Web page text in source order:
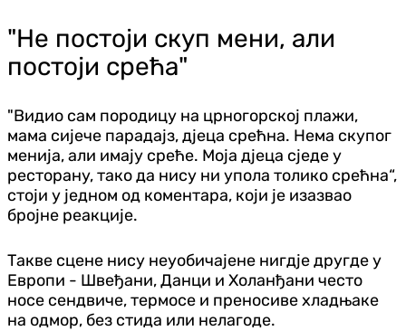
"Не постоји скуп мени, али
постоји срећа"
"Видио сам породицу на црногорској плажи,
мама сијече парадајз, дјеца срећна. Нема скупог
менија, али имају среће. Моја дјеца сједе у
ресторану, тако да нису ни упола толико срећна“,
стоји у једном од коментара, који је изазвао
бројне реакције.
Такве сцене нису неуобичајене нигдје другде у
Европи - Швеђани, Данци и Холанђани често
носе сендвиче, термосе и преносиве хладњаке
на одмор, без стида или нелагоде.